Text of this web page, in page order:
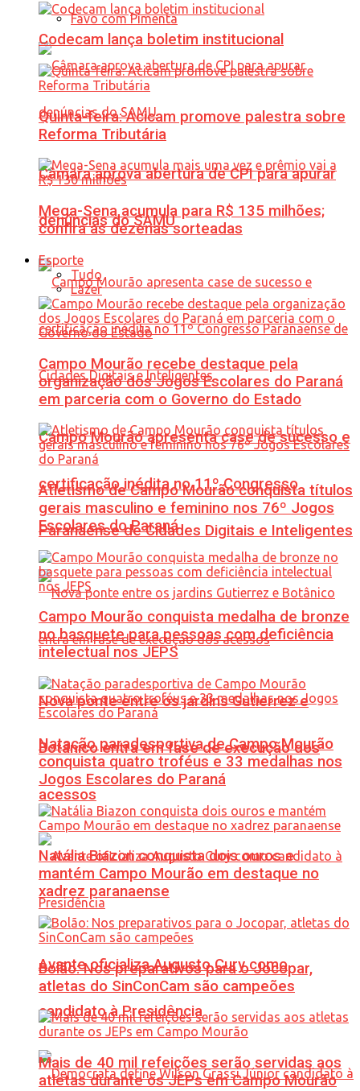
Favo com Pimenta
Câmara aprova abertura de CPI para apurar
denúncias do SAMU
Campo Mourão apresenta case de sucesso e
certificação inédita no 11º Congresso
Paranaense de Cidades Digitais e Inteligentes
Nova ponte entre os jardins Gutierrez e
Botânico entra em fase de execução dos
acessos
Avante oficializa Augusto Cury como
candidato à Presidência
Codecam lança boletim institucional
Quinta-feira: Acicam promove palestra sobre
Reforma Tributária
Mega-Sena acumula para R$ 135 milhões;
confira as dezenas sorteadas
Esporte
Tudo
Lazer
Campo Mourão recebe destaque pela
organização dos Jogos Escolares do Paraná
em parceria com o Governo do Estado
Atletismo de Campo Mourão conquista títulos
gerais masculino e feminino nos 76º Jogos
Escolares do Paraná
Campo Mourão conquista medalha de bronze
no basquete para pessoas com deficiência
intelectual nos JEPS
Natação paradesportiva de Campo Mourão
conquista quatro troféus e 33 medalhas nos
Jogos Escolares do Paraná
Natália Biazon conquista dois ouros e
mantém Campo Mourão em destaque no
xadrez paranaense
Bolão: Nos preparativos para o Jocopar,
atletas do SinConCam são campeões
Mais de 40 mil refeições serão servidas aos
atletas durante os JEPs em Campo Mourão